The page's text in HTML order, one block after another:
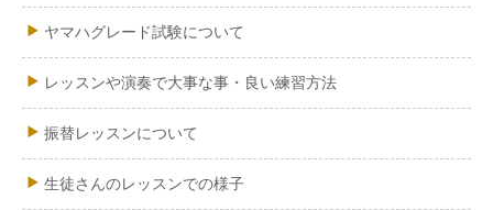
ヤマハグレード試験について
レッスンや演奏で大事な事・良い練習方法
振替レッスンについて
生徒さんのレッスンでの様子